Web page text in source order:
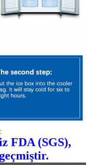
FDA (SGS),